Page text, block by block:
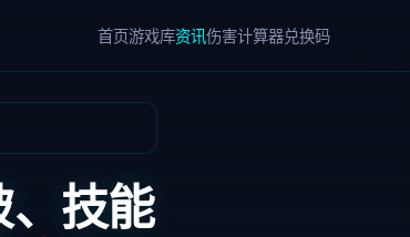
首页游戏库资讯伤害计算器兑换码
、技能